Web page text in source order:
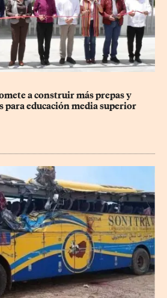
a construir más prepas y
para educación media superior